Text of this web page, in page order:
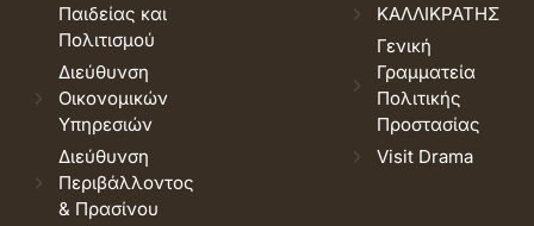
Παιδείας και
Πολιτισμού
Διεύθυνση
Οικονομικών
Υπηρεσιών
Διεύθυνση
Περιβάλλοντος
& Πρασίνου
ΚΑΛΛΙΚΡΑΤΗΣ
Γενική
Γραμματεία
Πολιτικής
Προστασίας
Visit Drama